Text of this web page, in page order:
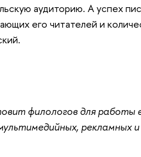
аудиторию. А успех
его читателей и
филологов для работы
рекламных и